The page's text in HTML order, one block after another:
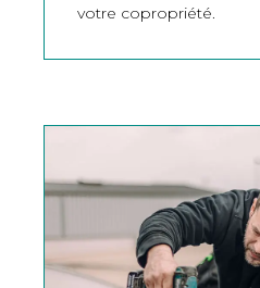
votre copropriété.